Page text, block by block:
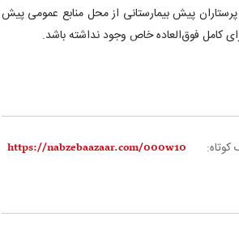
پرستاران پیش بیمارستانی از محل منابع عمومی پیش
کامل فوق‌العاده خاص وجود نداشته باشد.
کوتاه: